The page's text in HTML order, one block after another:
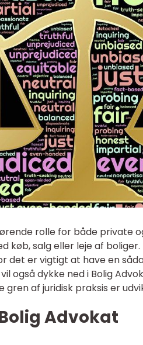
rolle for både private
køb, salg eller leje af
det er vigtigt at have en
også dykke ned i Bolig
gren af juridisk praksis er
Advokat